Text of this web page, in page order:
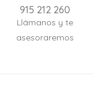
915 212 260
Llámanos y te
asesoraremos